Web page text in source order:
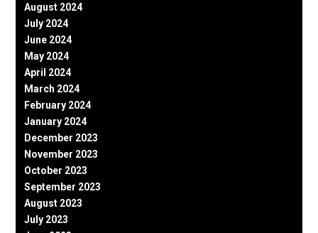
August 2024
July 2024
June 2024
May 2024
April 2024
March 2024
February 2024
January 2024
December 2023
November 2023
October 2023
September 2023
August 2023
July 2023